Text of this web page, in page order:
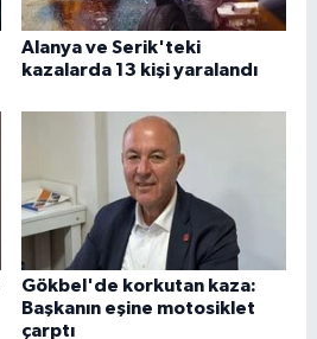
Alanya ve Serik'teki
kazalarda 13 kişi yaralandı
Gökbel'de korkutan kaza:
Başkanın eşine motosiklet
çarptı